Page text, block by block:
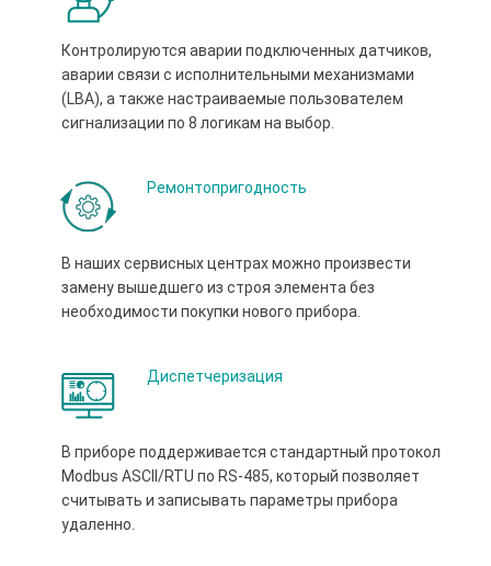
Контролируются аварии подключенных датчиков,
аварии связи с исполнительными механизмами
(LBA), а также настраиваемые пользователем
сигнализации по 8 логикам на выбор.
Ремонтопригодность
В наших сервисных центрах можно произвести
замену вышедшего из строя элемента без
необходимости покупки нового прибора.
Диспетчеризация
В приборе поддерживается стандартный протокол
Modbus ASCII/RTU по RS-485, который позволяет
считывать и записывать параметры прибора
удаленно.